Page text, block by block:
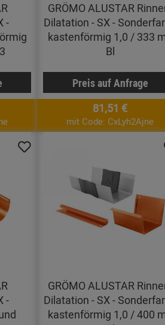
-
GRÖMO ALUSTAR
Dilatation - SX -
kastenförmig 1,0 / 333
Bl
Preis auf Anfrage
81,51 €
mit Code: CxLyh2Ajne
-
GRÖMO ALUSTAR
Dilatation - SX -
kastenförmig 1,0 / 400